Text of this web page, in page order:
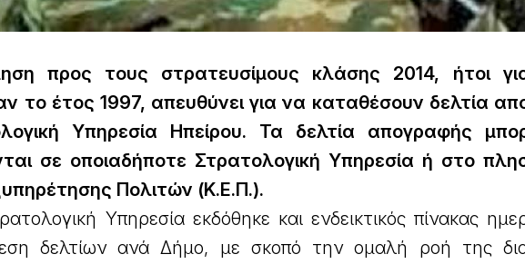
προς τους στρατευσίμους κλάσης 2014, ήτοι
το έτος 1997, απευθύνει για να καταθέσουν δελτία
Υπηρεσία Ηπείρου. Τα δελτία απογραφής
σε οποιαδήποτε Στρατολογική Υπηρεσία ή στο
Πολιτών (Κ.Ε.Π.).
Υπηρεσία εκδόθηκε και ενδεικτικός πίνακας
δελτίων ανά Δήμο, με σκοπό την ομαλή ροή της